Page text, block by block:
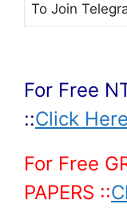
To Join
For Free
::Click Here
For Free
PAPERS ::